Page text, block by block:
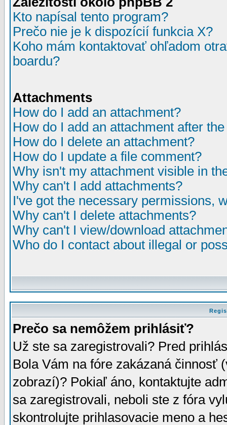
Kto napísal tento program?
Prečo nie je k dispozícií funkcia X?
Koho mám kontaktovať ohľadom
boardu?
Attachments
How do I add an attachment?
How do I add an attachment after
How do I delete an attachment?
How do I update a file comment?
Why isn't my attachment visible in
Why can't I add attachments?
I've got the necessary permissions,
Why can't I delete attachments?
Why can't I view/download
Who do I contact about illegal or
Prečo sa nemôžem prihlásiť?
Už ste sa zaregistrovali? Pred
Bola Vám na fóre zakázaná činnosť
zobrazí)? Pokiaľ áno, kontaktujte
sa zaregistrovali, neboli ste z fóra
skontrolujte prihlasovacie meno a